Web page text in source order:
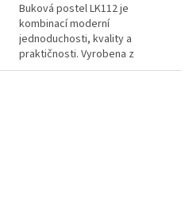
Buková postel LK112 je
kombinací moderní
jednoduchosti, kvality a
praktičnosti. Vyrobena z
masivního bukového dřeva,